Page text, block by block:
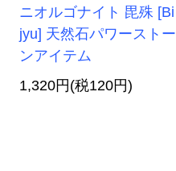
ニオルゴナイト 毘殊 [Bi
jyu] 天然石パワーストー
ンアイテム
1,320円(税120円)